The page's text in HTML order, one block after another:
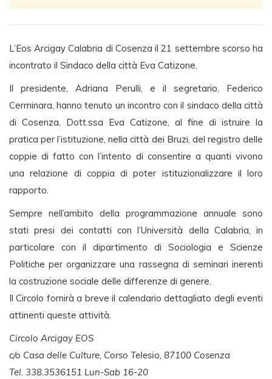
L’Eos Arcigay Calabria di Cosenza il 21 settembre scorso ha
incontrato il Sindaco della città Eva Catizone.
Il presidente, Adriana Perulli, e il segretario, Federico
Cerminara, hanno tenuto un incontro con il sindaco della città
di Cosenza, Dott.ssa Eva Catizone, al fine di istruire la
pratica per l’istituzione, nella città dei Bruzi, del registro delle
coppie di fatto con l’intento di consentire a quanti vivono
una relazione di coppia di poter istituzionalizzare il loro
rapporto.
Sempre nell’ambito della programmazione annuale sono
stati presi dei contatti con l’Università della Calabria, in
particolare con il dipartimento di Sociologia e Scienze
Politiche per organizzare una rassegna di seminari inerenti
la costruzione sociale delle differenze di genere.
Il Circolo fornirà a breve il calendario dettagliato degli eventi
attinenti queste attività.
Circolo Arcigay EOS
c/o Casa delle Culture, Corso Telesio, 87100 Cosenza
Tel. 338.3536151 Lun-Sab 16-20